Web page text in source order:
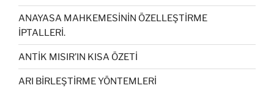
ANAYASA MAHKEMESİNİN ÖZELLEŞTİRME
İPTALLERİ.
ANTİK MISIR’IN KISA ÖZETİ
ARI BİRLEŞTİRME YÖNTEMLERİ